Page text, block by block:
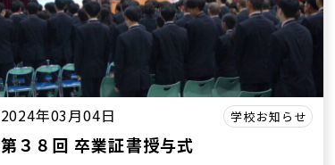
2024年03月04日 学校お知らせ
第３８回 卒業証書授与式